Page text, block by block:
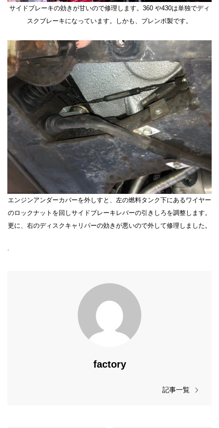
サイドブレーキの効きが甘いので修理します。360 や430は単独でディ
スクブレーキになっています。しかも、ブレンボ製です。
エンジンアンダーカバーを外しすと、左の燃料タンク下にあるワイヤー
のロックナットを回しサイドブレーキレバーの引きしろを調整します。
更に、右のディスクキャリパーの効きが悪いので外して修理しました。
.
factory
記事一覧